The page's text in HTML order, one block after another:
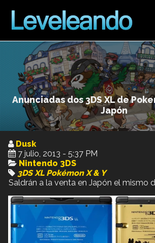
Anunciadas dos 3DS XL de
Japón
Dusk
7 julio, 2013 - 5:37 PM
Nintendo 3DS
3DS XL Pokémon X & Y
Saldrán a la venta en Japón el mismo